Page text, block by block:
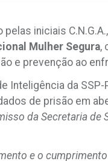
iniciais
Mulher Segura,
e prevenção ao
Inteligência da
de prisão em
da Secretaria
e o